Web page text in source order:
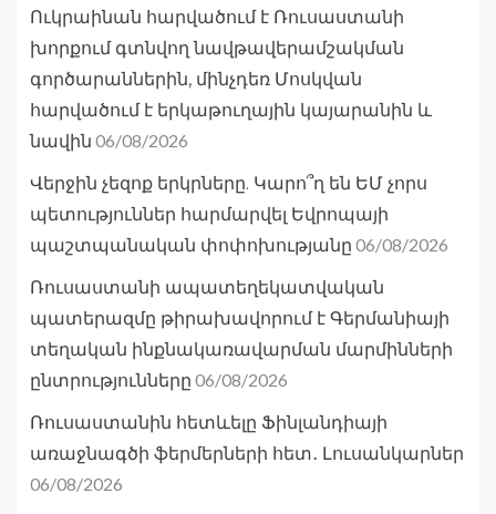
Ուկրաինան հարվածում է Ռուսաստանի
խորքում գտնվող նավթավերամշակման
գործարաններին, մինչդեռ Մոսկվան
հարվածում է երկաթուղային կայարանին և
նավին 06/08/2026
Վերջին չեզոք երկրները. Կարո՞ղ են ԵՄ չորս
պետություններ հարմարվել Եվրոպայի
պաշտպանական փոփոխությանը 06/08/2026
Ռուսաստանի ապատեղեկատվական
պատերազմը թիրախավորում է Գերմանիայի
տեղական ինքնակառավարման մարմինների
ընտրությունները 06/08/2026
Ռուսաստանին հետևելը Ֆինլանդիայի
առաջնագծի ֆերմերների հետ․ Լուսանկարներ
06/08/2026